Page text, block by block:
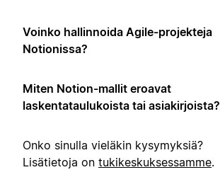
Voinko hallinnoida Agile-projekteja
Notionissa?
Miten Notion-mallit eroavat
laskentataulukoista tai asiakirjoista?
Onko sinulla vieläkin kysymyksiä?
Lisätietoja on tukikeskuksessamme.